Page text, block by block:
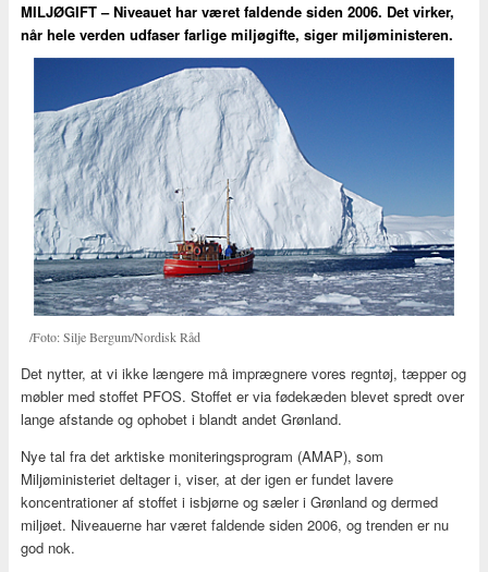
MILJØGIFT – Niveauet har været faldende siden 2006. Det virker,
når hele verden udfaser farlige miljøgifte, siger miljøministeren.
/Foto: Silje Bergum/Nordisk Råd
Det nytter, at vi ikke længere må imprægnere vores regntøj, tæpper og
møbler med stoffet PFOS. Stoffet er via fødekæden blevet spredt over
lange afstande og ophobet i blandt andet Grønland.
Nye tal fra det arktiske moniteringsprogram (AMAP), som
Miljøministeriet deltager i, viser, at der igen er fundet lavere
koncentrationer af stoffet i isbjørne og sæler i Grønland og dermed
miljøet. Niveauerne har været faldende siden 2006, og trenden er nu
god nok.